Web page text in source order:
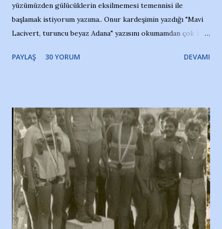
yüzümüzden gülücüklerin eksilmemesi temennisi ile
başlamak istiyorum yazıma.. Onur kardeşimin yazdığı "Mavi
Lacivert, turuncu beyaz Adana" yazısını okumamdan çok kısa
irkildim.. "Bursasporlu taraftarlar, İstanbul takımlarının
ve ürünlerini Bursa şehrinde görmek istemediklerini bir
protesto eylemiyle açıkladıklarını bildiriyordu.. Bu grup
adına açıklama yapan şahsı muhterem(!) ''Açık ve net olarak
söylüyoruz. Bu son uyarımızdır. Bunun yanısıra, bu takımlara
ait tanıtıcı ilanların asılmasına izin veren Bursa Büyükşehir
Belediyesi ile mağazaların bulunduğu alışveriş merkezlerini
de kınıyoruz'' diye de eklemiş .. Blogumuzda okuduğum bu
yazının hemen ardından bu habe...
PAYLAŞ 30 YORUM DEVAMI